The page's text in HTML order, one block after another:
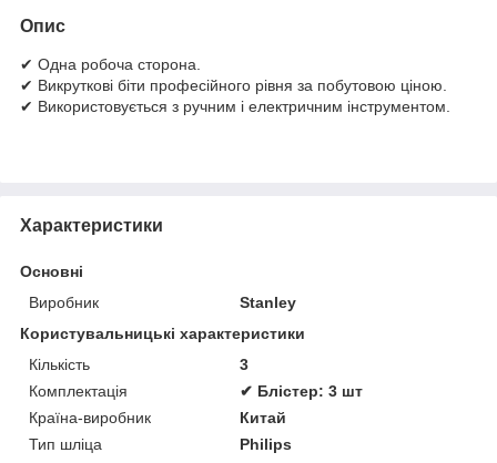
Опис
✔ Одна робоча сторона.
✔ Викруткові біти професійного рівня за побутовою ціною.
✔ Використовується з ручним і електричним інструментом.
Характеристики
Основні
Виробник
Stanley
Користувальницькі характеристики
Кількість
3
Комплектація
✔ Блістер: 3 шт
Країна-виробник
Китай
Тип шліца
Philips